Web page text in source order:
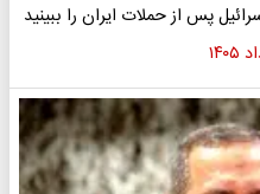
پس از حملات ایران را ببینید